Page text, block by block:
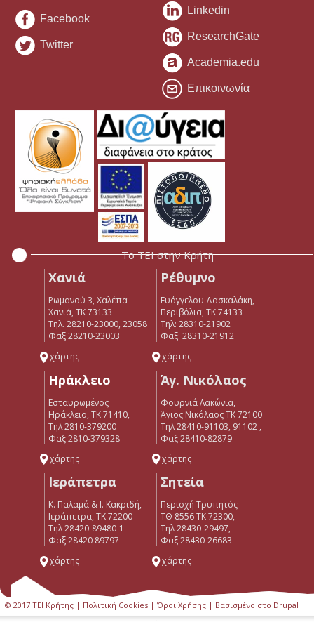
Facebook
Twitter
Linkedin
ResearchGate
Academia.edu
Επικοινωνία
Το ΤΕΙ στην Κρήτη
Χανιά
Ρωμανού 3, Χαλέπα
Χανιά, ΤΚ 73133
Τηλ. 28210-23000, 23058
Φαξ 28210-23003
χάρτης
Ρέθυμνο
Ευάγγελου Δασκαλάκη,
Περιβόλια, ΤΚ 74133
Tηλ: 28310-21902
Φαξ: 28310-21912
χάρτης
Ηράκλειο
Εσταυρωμένος
Ηράκλειο, ΤΚ 71410,
Τηλ 2810-379200
Φαξ 2810-379328
χάρτης
Άγ. Νικόλαος
Φουρνιά Λακώνια,
Άγιος Νικόλαος ΤΚ 72100
Τηλ 28410-91103, 91102 ,
Φαξ 28410-82879
χάρτης
Ιεράπετρα
Κ. Παλαμά & Ι. Κακριδή,
Ιεράπετρα, ΤΚ 72200
Tηλ 28420-89480-1
Φαξ 28420 89797
χάρτης
Σητεία
Περιοχή Τρυπητός
ΤΘ 8556 ΤΚ 72300,
Τηλ 28430-29497,
Φαξ 28430-26683
χάρτης
© 2017 ΤΕΙ Κρήτης | Πολιτική Cookies | Όροι Χρήσης | Βασισμένο στο Drupal